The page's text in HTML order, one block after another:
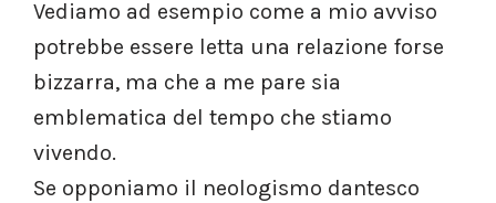
Vediamo ad esempio come a mio avviso
potrebbe essere letta una relazione forse
bizzarra, ma che a me pare sia
emblematica del tempo che stiamo
vivendo.
Se opponiamo il neologismo dantesco